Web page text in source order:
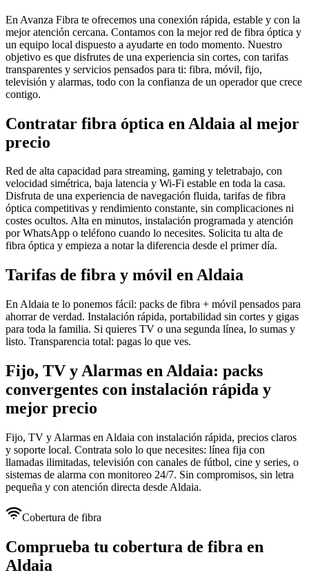
En Avanza Fibra te ofrecemos una conexión rápida, estable y con la
mejor atención cercana. Contamos con la mejor red de fibra óptica y
un equipo local dispuesto a ayudarte en todo momento. Nuestro
objetivo es que disfrutes de una experiencia sin cortes, con tarifas
transparentes y servicios pensados para ti: fibra, móvil, fijo,
televisión y alarmas, todo con la confianza de un operador que crece
contigo.
Contratar fibra óptica en Aldaia al mejor
precio
Red de alta capacidad para streaming, gaming y teletrabajo, con
velocidad simétrica, baja latencia y Wi-Fi estable en toda la casa.
Disfruta de una experiencia de navegación fluida, tarifas de fibra
óptica competitivas y rendimiento constante, sin complicaciones ni
costes ocultos. Alta en minutos, instalación programada y atención
por WhatsApp o teléfono cuando lo necesites. Solicita tu alta de
fibra óptica y empieza a notar la diferencia desde el primer día.
Tarifas de fibra y móvil en Aldaia
En Aldaia te lo ponemos fácil: packs de fibra + móvil pensados para
ahorrar de verdad. Instalación rápida, portabilidad sin cortes y gigas
para toda la familia. Si quieres TV o una segunda línea, lo sumas y
listo. Transparencia total: pagas lo que ves.
Fijo, TV y Alarmas en Aldaia: packs
convergentes con instalación rápida y
mejor precio
Fijo, TV y Alarmas en Aldaia con instalación rápida, precios claros
y soporte local. Contrata solo lo que necesites: línea fija con
llamadas ilimitadas, televisión con canales de fútbol, cine y series, o
sistemas de alarma con monitoreo 24/7. Sin compromisos, sin letra
pequeña y con atención directa desde Aldaia.
Cobertura de fibra
Comprueba tu cobertura de fibra en
Aldaia